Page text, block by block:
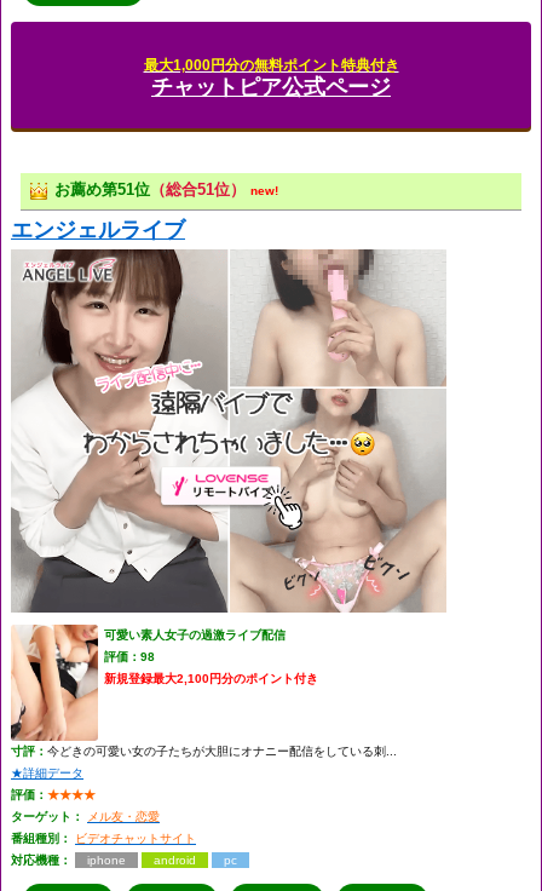
最大1,000円分の無料ポイント特典付き
チャットピア公式ページ
お薦め第51位 （総合51位） new!
エンジェルライブ
可愛い素人女子の過激ライブ配信
評価：98
新規登録最大2,100円分のポイント付き
寸評： 今どきの可愛い女の子たちが大胆にオナニー配信をしている刺...
★詳細データ
評価： ★★★★
ターゲット：
メル友・恋愛
番組種別：
ビデオチャットサイト
対応機種：
iphone android pc